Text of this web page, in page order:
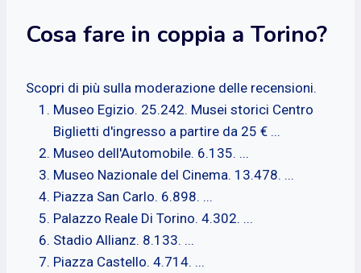
Cosa fare in coppia a Torino?
Scopri di più sulla moderazione delle recensioni.
Museo Egizio. 25.242. Musei storici Centro
Biglietti d'ingresso a partire da 25 € ...
Museo dell'Automobile. 6.135. ...
Museo Nazionale del Cinema. 13.478. ...
Piazza San Carlo. 6.898. ...
Palazzo Reale Di Torino. 4.302. ...
Stadio Allianz. 8.133. ...
Piazza Castello. 4.714. ...